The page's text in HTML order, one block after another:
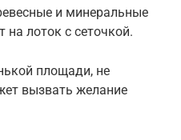
и минеральные
на лоток с сеточкой.
площади, не
вызвать желание